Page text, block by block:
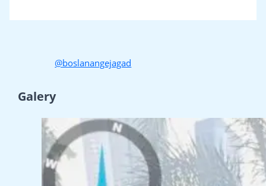
@boslanangejagad
Galery